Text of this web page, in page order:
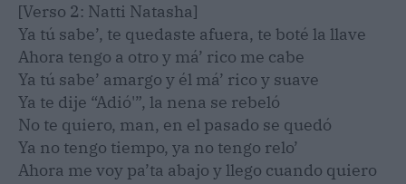
[Verso 2: Natti Natasha]
Ya tú sabe’, te quedaste afuera, te boté la llave
Ahora tengo a otro y má’ rico me cabe
Ya tú sabe’ amargo y él má’ rico y suave
Ya te dije “Adió'”, la nena se rebeló
No te quiero, man, en el pasado se quedó
Ya no tengo tiempo, ya no tengo relo’
Ahora me voy pa’ta abajo y llego cuando quiero